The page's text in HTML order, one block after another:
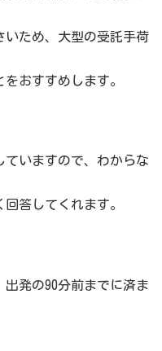
いため、大型の受託手荷
おすすめします。
ていますので、わからな
答してくれます。
発の90分前までに済ま